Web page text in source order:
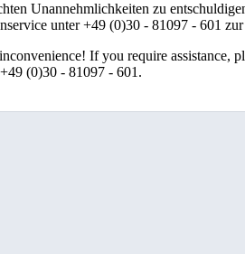
Unannehmlichkeiten zu
unter +49 (0)30 - 81097 - 601
If you require assistance,
(0)30 - 81097 - 601.